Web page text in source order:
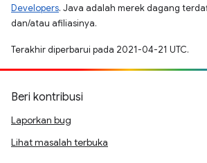
Developers. Java adalah merek dagang
dan/atau afiliasinya.
Terakhir diperbarui pada 2021-04-21 UTC.
Beri kontribusi
Laporkan bug
Lihat masalah terbuka